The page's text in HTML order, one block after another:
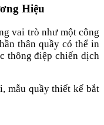
Hiệu
vai trò như một công
thân quầy có thể in
thông điệp chiến dịch
mẫu quầy thiết kế bắt